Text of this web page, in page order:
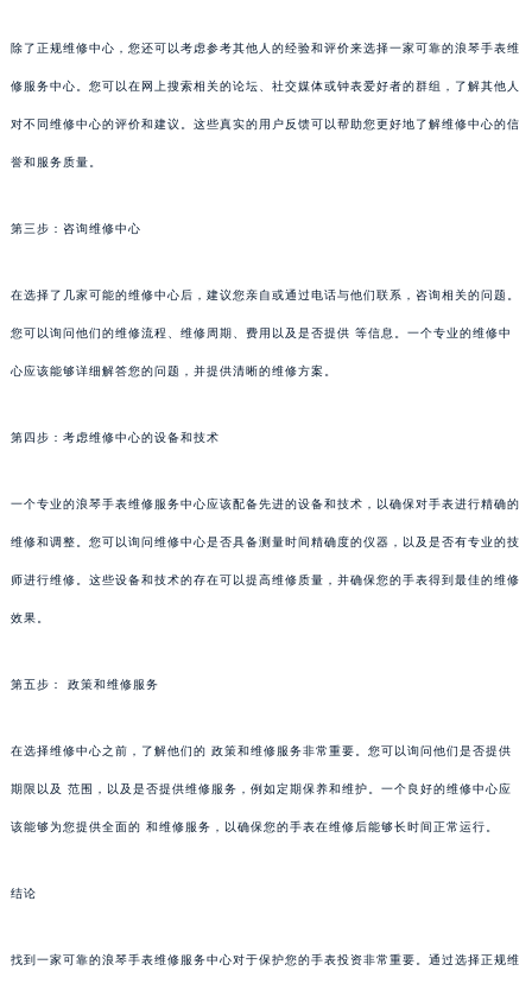
除了正规维修中心，您还可以考虑参考其他人的经验和评价来选择一家可靠的浪琴手表维
修服务中心。您可以在网上搜索相关的论坛、社交媒体或钟表爱好者的群组，了解其他人
对不同维修中心的评价和建议。这些真实的用户反馈可以帮助您更好地了解维修中心的信
誉和服务质量。
第三步：咨询维修中心
在选择了几家可能的维修中心后，建议您亲自或通过电话与他们联系，咨询相关的问题。
您可以询问他们的维修流程、维修周期、费用以及是否提供 等信息。一个专业的维修中
心应该能够详细解答您的问题，并提供清晰的维修方案。
第四步：考虑维修中心的设备和技术
一个专业的浪琴手表维修服务中心应该配备先进的设备和技术，以确保对手表进行精确的
维修和调整。您可以询问维修中心是否具备测量时间精确度的仪器，以及是否有专业的技
师进行维修。这些设备和技术的存在可以提高维修质量，并确保您的手表得到最佳的维修
效果。
第五步： 政策和维修服务
在选择维修中心之前，了解他们的 政策和维修服务非常重要。您可以询问他们是否提供
期限以及 范围，以及是否提供维修服务，例如定期保养和维护。一个良好的维修中心应
该能够为您提供全面的 和维修服务，以确保您的手表在维修后能够长时间正常运行。
结论
找到一家可靠的浪琴手表维修服务中心对于保护您的手表投资非常重要。通过选择正规维